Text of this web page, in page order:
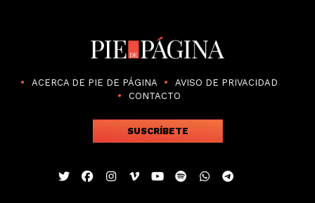
ACERCA DE PIE DE PÁGINA
AVISO DE PRIVACIDAD
CONTACTO
SUSCRÍBETE